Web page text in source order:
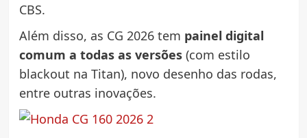
CBS.
Além disso, as CG 2026 tem painel digital
comum a todas as versões(com estilo
blackout na Titan), novo desenho das rodas,
entre outras inovações.